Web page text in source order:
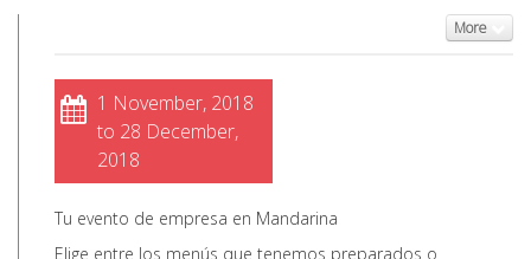
More
1 November, 2018
to 28 December,
2018
Tu evento de empresa en Mandarina
Elige entre los menús que tenemos preparados o